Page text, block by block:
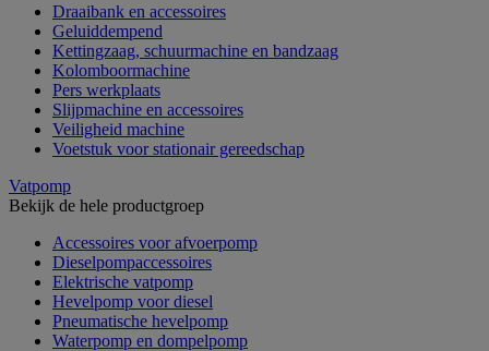
Draaibank en accessoires
Geluiddempend
Kettingzaag, schuurmachine en bandzaag
Kolomboormachine
Pers werkplaats
Slijpmachine en accessoires
Veiligheid machine
Voetstuk voor stationair gereedschap
Vatpomp
Bekijk de hele productgroep
Accessoires voor afvoerpomp
Dieselpompaccessoires
Elektrische vatpomp
Hevelpomp voor diesel
Pneumatische hevelpomp
Waterpomp en dompelpomp